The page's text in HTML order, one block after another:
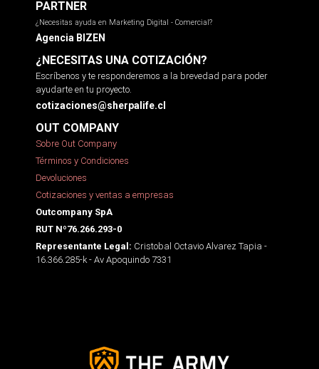
PARTNER
¿Necesitas ayuda en Marketing Digital - Comercial?
Agencia BIZEN
¿NECESITAS UNA COTIZACIÓN?
Escríbenos y te responderemos a la brevedad para poder
ayudarte en tu proyecto.
cotizaciones@sherpalife.cl
OUT COMPANY
Sobre Out Company
Términos y Condiciones
Devoluciones
Cotizaciones y ventas a empresas
Outcompany SpA
RUT Nº76.266.293-0
Representante Legal: Cristobal Octavio Alvarez Tapia -
16.366.285-k - Av Apoquindo 7331